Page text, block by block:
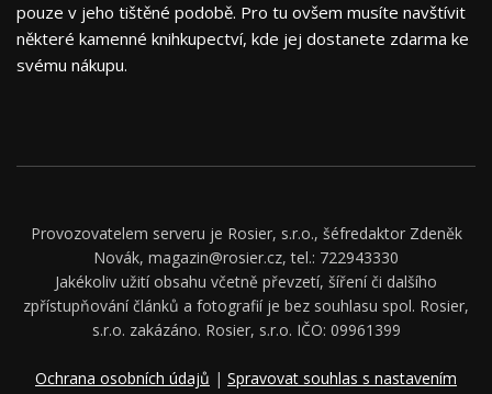
pouze v jeho tištěné podobě. Pro tu ovšem musíte navštívit
některé kamenné knihkupectví, kde jej dostanete zdarma ke
svému nákupu.
Provozovatelem serveru je Rosier, s.r.o., šéfredaktor Zdeněk
Novák, magazin@rosier.cz, tel.: 722943330
Jakékoliv užití obsahu včetně převzetí, šíření či dalšího
zpřístupňování článků a fotografií je bez souhlasu spol. Rosier,
s.r.o. zakázáno. Rosier, s.r.o. IČO: 09961399
Ochrana osobních údajů | Spravovat souhlas s nastavením